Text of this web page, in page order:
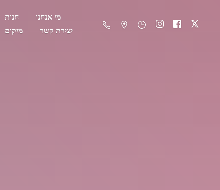
חנות
מי אנחנו
מיקום
יצירת קשר